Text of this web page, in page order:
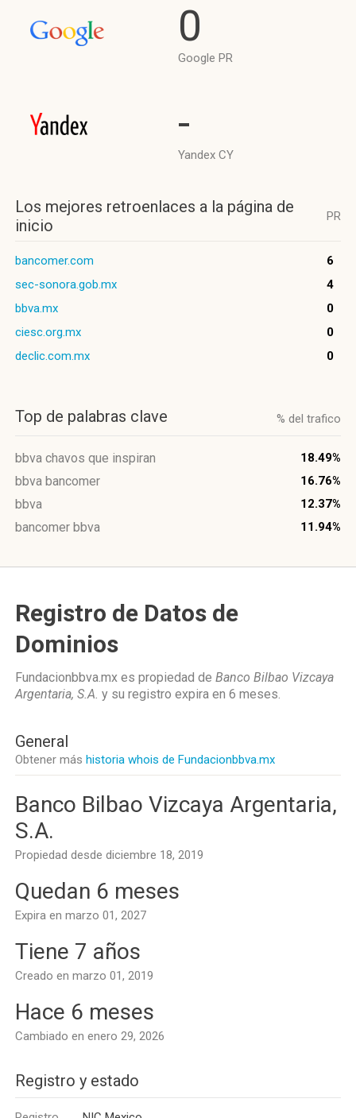
0
Google PR
-
Yandex CY
Los mejores retroenlaces a la página de
inicio
PR
bancomer.com
6
sec-sonora.gob.mx
4
bbva.mx
0
ciesc.org.mx
0
declic.com.mx
0
Top de palabras clave % del trafico
bbva chavos que inspiran 18.49%
bbva bancomer 16.76%
bbva 12.37%
bancomer bbva 11.94%
Registro de Datos de
Dominios
Fundacionbbva.mx es propiedad de Banco Bilbao Vizcaya
Argentaria, S.A. y su registro expira en 6 meses.
General
Obtener más historia whois de Fundacionbbva.mx
Banco Bilbao Vizcaya Argentaria,
S.A.
Propiedad desde diciembre 18, 2019
Quedan 6 meses
Expira en marzo 01, 2027
Tiene 7 años
Creado en marzo 01, 2019
Hace 6 meses
Cambiado en enero 29, 2026
Registro y estado